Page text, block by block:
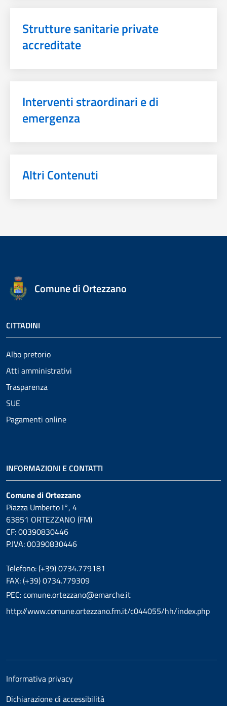
Strutture sanitarie private
accreditate
Interventi straordinari e di
emergenza
Altri Contenuti
Comune di Ortezzano
CITTADINI
Albo pretorio
Atti amministrativi
Trasparenza
SUE
Pagamenti online
INFORMAZIONI E CONTATTI
Comune di Ortezzano
Piazza Umberto I°, 4
63851 ORTEZZANO (FM)
CF: 00390830446
P.IVA: 00390830446
Telefono: (+39) 0734.779181
FAX: (+39) 0734.779309
PEC: comune.ortezzano@emarche.it
http://www.comune.ortezzano.fm.it/c044055/hh/index.php
Informativa privacy
Dichiarazione di accessibilità